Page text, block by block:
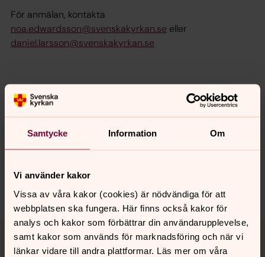
Samtycke Information Om
Vi använder kakor
Vissa av våra kakor (cookies) är nödvändiga för att
webbplatsen ska fungera. Här finns också kakor för
analys och kakor som förbättrar din användarupplevelse,
samt kakor som används för marknadsföring och när vi
länkar vidare till andra plattformar. Läs mer om våra
För anmälan, kontakta
noa.edwardsson@svenskakyrkan.se eller
daniel.larsson@svenskakyrkan.se
Senast ändrad 3 april 2025
Synpunkter eller frågor på sidans
innehåll?
Tillbaka till toppen
Tillbaka till innehållet